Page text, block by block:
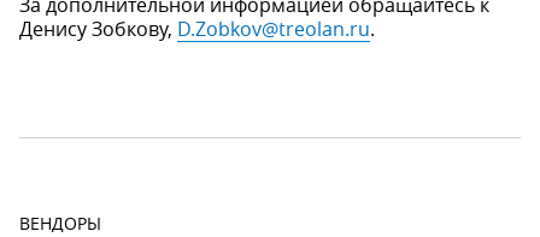
Денису Зобкову, D.Zobkov@treolan.ru.
ВЕНДОРЫ